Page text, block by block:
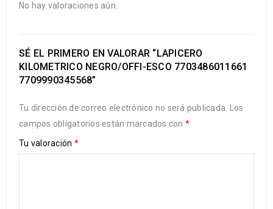
No hay valoraciones aún.
SÉ EL PRIMERO EN VALORAR “LAPICERO
KILOMETRICO NEGRO/OFFI-ESCO 7703486011661
7709990345568”
Tu dirección de correo electrónico no será publicada.
Los
campos obligatorios están marcados con *
Tu valoración *